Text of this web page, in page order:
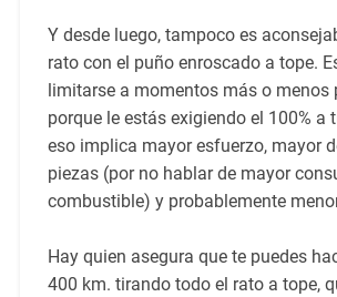
Y desde luego, tampoco es
rato con el puño enroscado a tope.
limitarse a momentos más o menos
porque le estás exigiendo el 100% a
eso implica mayor esfuerzo, mayor
piezas (por no hablar de mayor
combustible) y probablemente
Hay quien asegura que te puedes
400 km. tirando todo el rato a tope,